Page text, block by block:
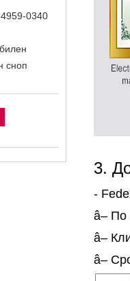
0340
сноп
3.
-
â– По
â–
â–